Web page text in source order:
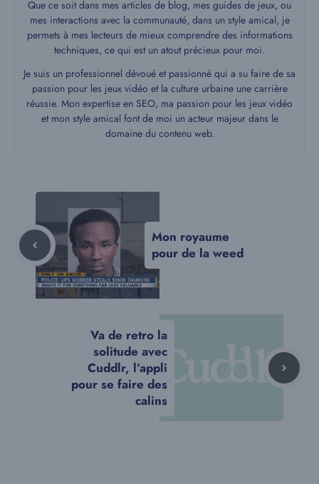
Que ce soit dans mes articles de blog, mes guides de jeux, ou
mes interactions avec la communauté, dans un style amical, je
permets à mes lecteurs de mieux comprendre des informations
techniques, ce qui est un atout précieux pour moi.
Je suis un professionnel dévoué et passionné qui a su faire de sa
passion pour les jeux vidéo et la culture urbaine une carrière
réussie. Mon expertise en SEO, ma passion pour les jeux vidéo
et mon style amical font de moi un acteur majeur dans le
domaine du contenu web.
Mon royaume
pour de la weed
Va de retro la
solitude avec
Cuddlr, l’appli
pour se faire des
calins